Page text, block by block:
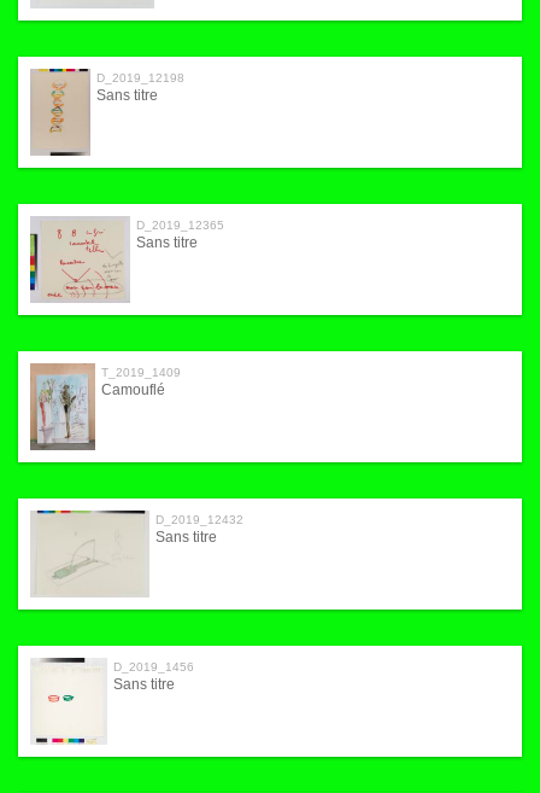
D_2019_12198
Sans titre
D_2019_12365
Sans titre
T_2019_1409
Camouflé
D_2019_12432
Sans titre
D_2019_1456
Sans titre